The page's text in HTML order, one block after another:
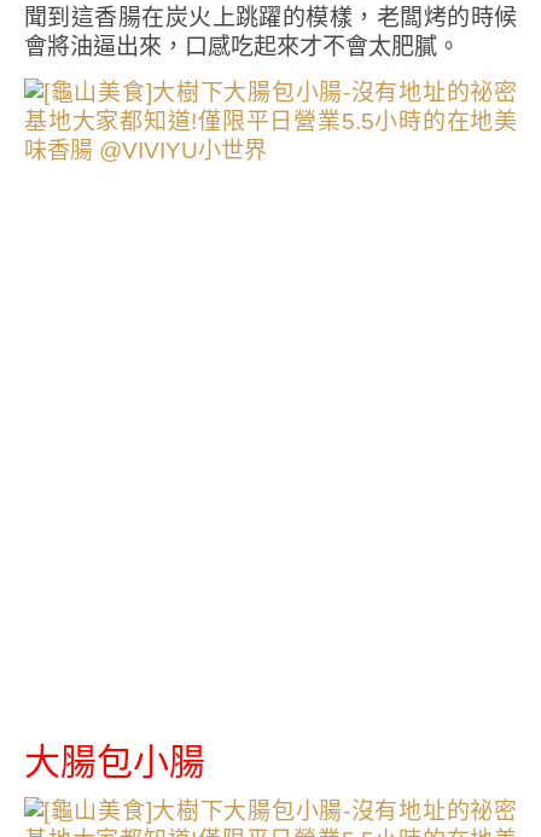
聞到這香腸在炭火上跳躍的模樣，老闆烤的時候
會將油逼出來，口感吃起來才不會太肥膩。
大腸包小腸